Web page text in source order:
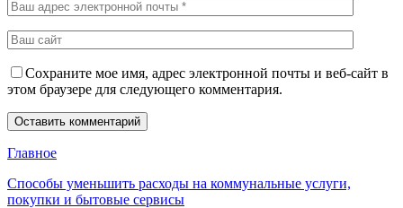
Сохраните мое имя, адрес электронной почты и веб-сайт в
этом браузере для следующего комментария.
Главное
Способы уменьшить расходы на коммунальные услуги,
покупки и бытовые сервисы